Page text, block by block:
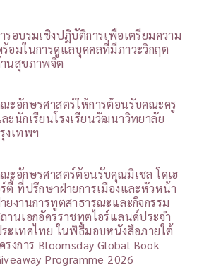
รอบรมเชิงปฏิบัติการเพื่อเตรียมความ
อมในการดูแลบุคคลที่มีภาวะวิกฤต
นสุขภาพจิต
ะอักษรศาสตร์ให้การต้อนรับคณะครู
ะนักเรียนโรงเรียนวัฒนาวิทยาลัย
งเทพฯ
ะอักษรศาสตร์ต้อนรับคุณมิเชล โดเฮ
ตี้ ที่ปรึกษาฝ่ายการเมืองและหัวหน้า
ยงานการทูตสาธารณะและกิจกรรม
านเอกอัครราชทูตไอร์แลนด์ประจำ
ะเทศไทย ในพิธีมอบหนังสือภายใต้
รงการ Bloomsday Global Book
Programme 2026